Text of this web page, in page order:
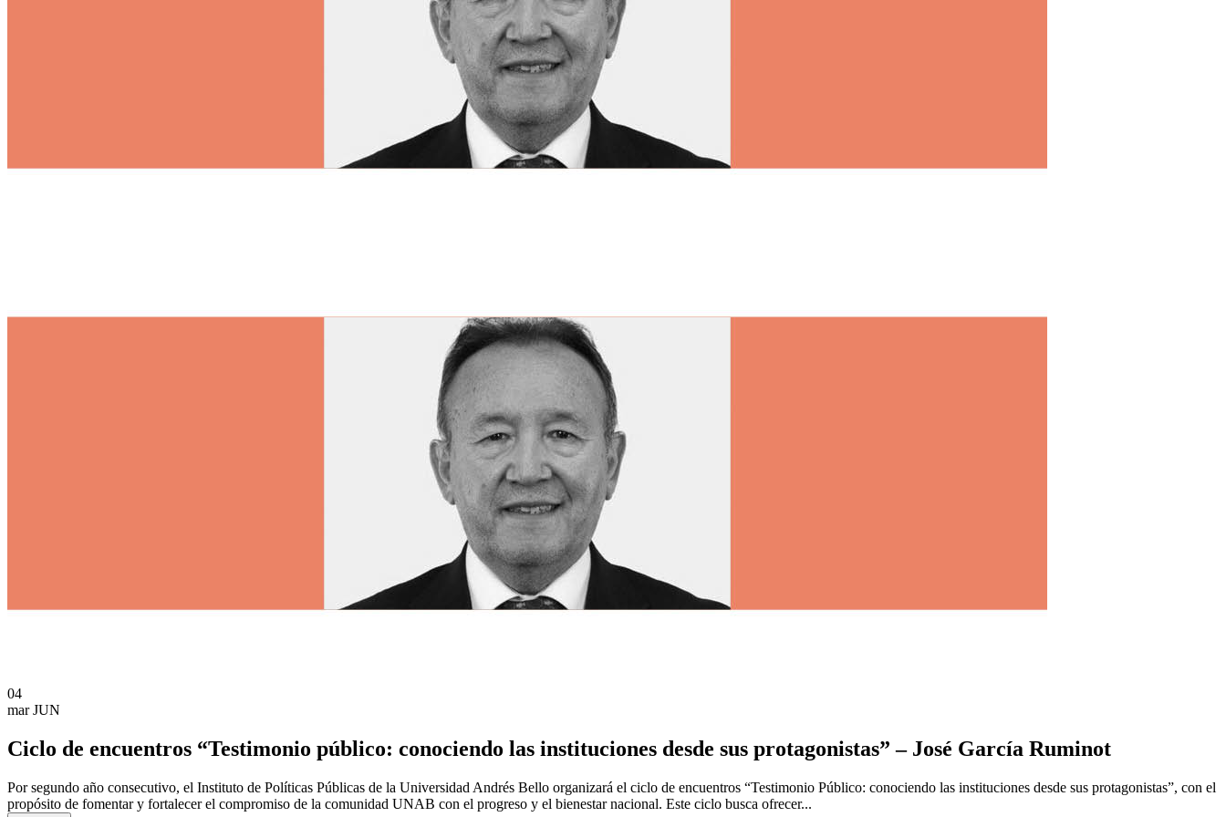
04
mar JUN
Ciclo de encuentros “Testimonio público: conociendo las instituciones desde sus protagonistas” – José García Ruminot
Por segundo año consecutivo, el Instituto de Políticas Públicas de la Universidad Andrés Bello organizará el ciclo de encuentros “Testimonio Público: conociendo las instituciones desde sus protagonistas”, con el
propósito de fomentar y fortalecer el compromiso de la comunidad UNAB con el progreso y el bienestar nacional. Este ciclo busca ofrecer...